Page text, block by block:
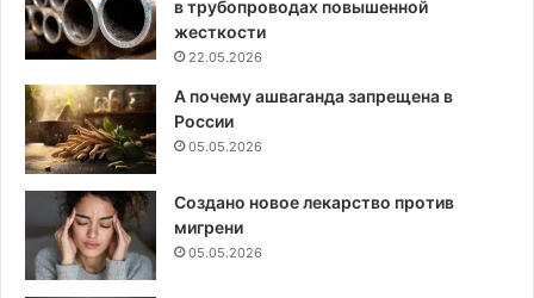
в трубопроводах повышенной
жесткости
22.05.2026
А почему ашваганда запрещена в
России
05.05.2026
Создано новое лекарство против
мигрени
05.05.2026